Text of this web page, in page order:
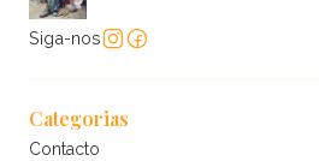
Siga-nos
Categorias
Contacto